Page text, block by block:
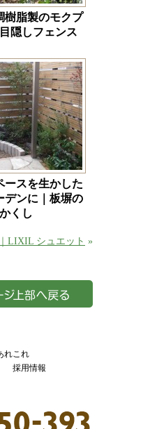
樹脂製のモクプ
隠しフェンス
ースを生かした
デンに｜板塀の
くし
LIXIL シュエット »
れこれ
採用情報